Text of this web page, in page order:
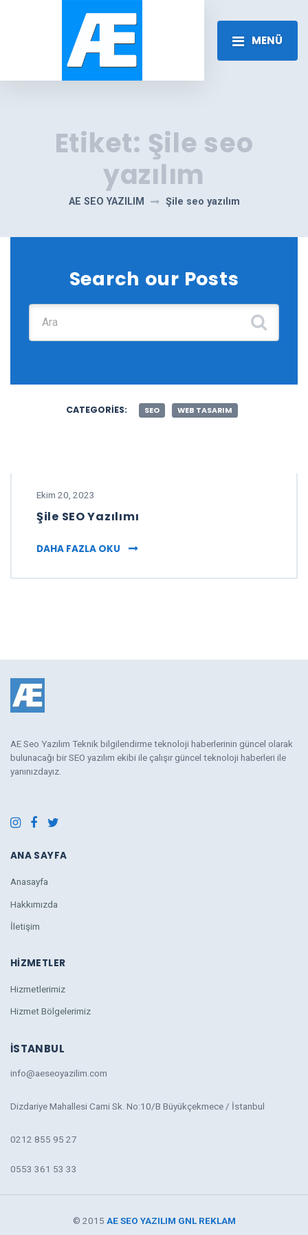
MENÜ
Etiket: Şile seo
yazılım
AE SEO YAZILIM Şile seo yazılım
Search our Posts
CATEGORIES: SEO WEB TASARIM
Ekim 20, 2023
Şile SEO Yazılımı
DAHA FAZLA OKU ŞILE SEO YAZILIMI
AE Seo Yazılım Teknik bilgilendirme teknoloji haberlerinin güncel olarak
bulunacağı bir SEO yazılım ekibi ile çalışır güncel teknoloji haberleri ile
yanınızdayız.
ANA SAYFA
Anasayfa
Hakkımızda
İletişim
HIZMETLER
Hizmetlerimiz
Hizmet Bölgelerimiz
İSTANBUL
info@aeseoyazilim.com
Dizdariye Mahallesi Cami Sk. No:10/B Büyükçekmece / İstanbul
0212 855 95 27
0553 361 53 33
© 2015 AE SEO YAZILIM GNL REKLAM